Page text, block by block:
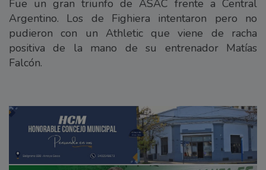
Fue un gran triunfo de ASAC frente a Central
Argentino. Los de Fighiera intentaron pero no
pudieron con un Athletic que viene de racha
positiva de la mano de su entrenador Matías
Falcón.